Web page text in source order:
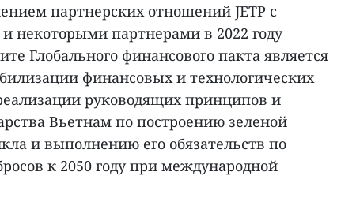
партнерских отношений JETP с
некоторыми партнерами в 2022 году
Глобального финансового пакта является
финансовых и технологических
руководящих принципов и
Вьетнам по построению зеленой
и выполнению его обязательств по
к 2050 году при международной